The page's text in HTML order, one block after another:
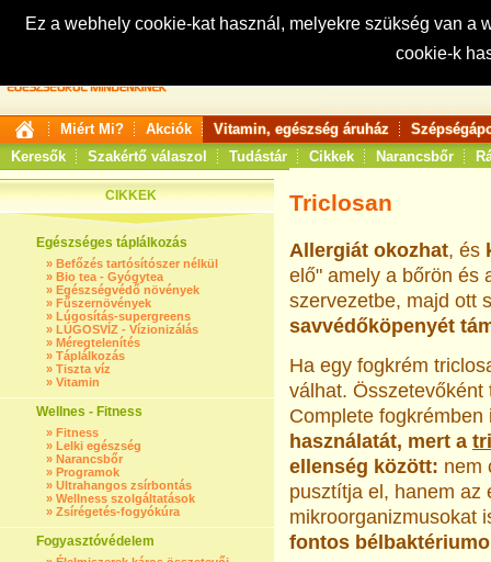
Ez a webhely cookie-kat használ, melyekre szükség van
cookie-k
Keresés:
Miért Mi? Akciók Vitamin, egészség áruház
Keresők
Szakértő válaszol Tudástár Cikkek Narancsbőr
CIKKEK
Egészséges táplálkozás
» Befőzés tartósítószer nélkül
» Bio tea - Gyógytea
» Egészségvédő növények
» Fűszernövények
» Lúgosítás-supergreens
» LÚGOSVÍZ - Vízionizálás
» Méregtelenítés
» Táplálkozás
» Tiszta víz
» Vitamin
Wellnes - Fitness
» Fitness
» Lelki egészség
» Narancsbőr
» Programok
» Ultrahangos zsírbontás
» Wellness szolgáltatások
» Zsírégetés-fogyókúra
Fogyasztóvédelem
Triclosan
Allergiát okozhat, és
elő" amely a bőrön és
szervezetbe, majd ott
savvédőköpenyét
Ha egy fogkrém
válhat.
Complete
használatát, mert a
ellenség között: nem
pusztítja el, hanem az
mikroorganizmusokat
fontos